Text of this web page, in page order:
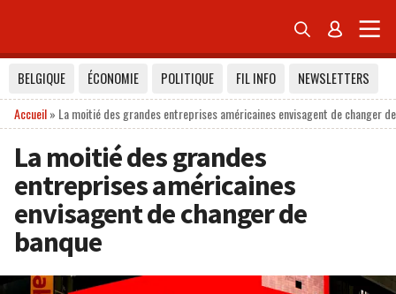
 
BELGIQUE ÉCONOMIE POLITIQUE FIL INFO
NEWSLETTERS
Accueil» La moitié des grandes entreprises américaines envisagent de changer
La moitié des grandes
entreprises américaines
envisagent de changer de
banque